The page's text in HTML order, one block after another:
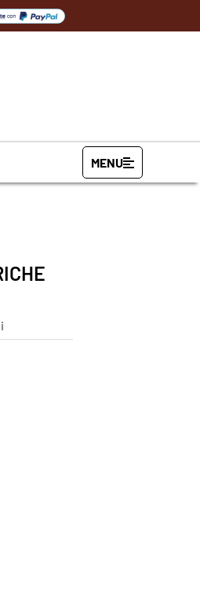
MENU